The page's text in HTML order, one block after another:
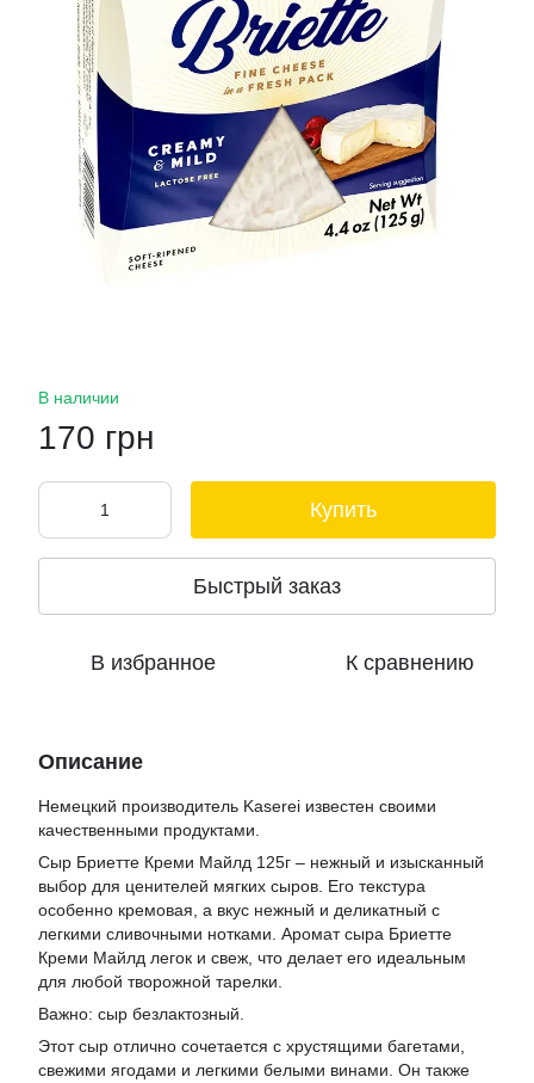
В наличии
170 грн
Купить
Быстрый заказ
В избранное К сравнению
Описание
Немецкий производитель Kaserei известен своими
качественными продуктами.
Сыр Бриетте Креми Майлд 125г – нежный и изысканный
выбор для ценителей мягких сыров. Его текстура
особенно кремовая, а вкус нежный и деликатный с
легкими сливочными нотками. Аромат сыра Бриетте
Креми Майлд легок и свеж, что делает его идеальным
для любой творожной тарелки.
Важно: сыр безлактозный.
Этот сыр отлично сочетается с хрустящими багетами,
свежими ягодами и легкими белыми винами. Он также